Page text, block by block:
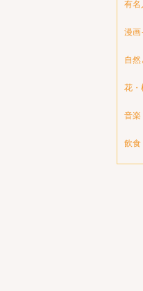
有名
漫画
自
花・
音楽
飲食